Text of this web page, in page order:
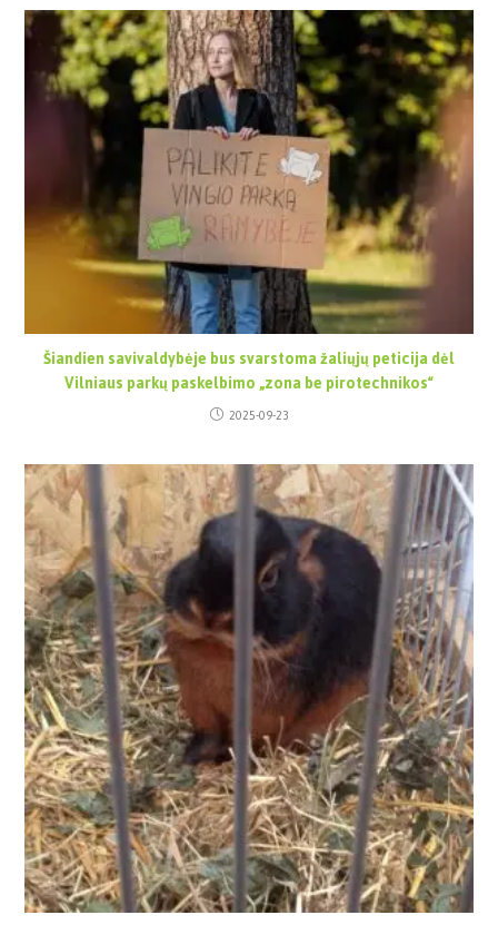
Šiandien savivaldybėje bus svarstoma žaliųjų peticija dėl
Vilniaus parkų paskelbimo „zona be pirotechnikos“
2025-09-23